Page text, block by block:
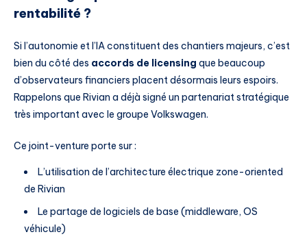
rentabilité ?
Si l’autonomie et l’IA constituent des chantiers majeurs, c’est
bien du côté des accords de licensing que beaucoup
d’observateurs financiers placent désormais leurs espoirs.
Rappelons que Rivian a déjà signé un partenariat stratégique
très important avec le groupe Volkswagen.
Ce joint-venture porte sur :
L’utilisation de l’architecture électrique zone-oriented
de Rivian
Le partage de logiciels de base (middleware, OS
véhicule)